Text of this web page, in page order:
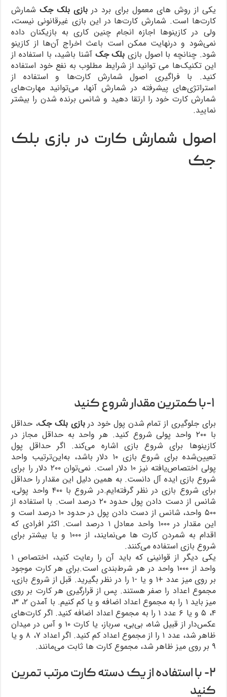
یکی از روش های معمول برای برد در بازی بلک جکشمارش
کارت‌ها است. شمارش کارت‌ها در این بازی غیرقانونی نیست،
ولی در کازینوها اجازه انجام چنین کاری به بازیکنان داده
نمی‌شود و درنهایت ممکن است باعث اخراج آن‌ها از کازینو
شود. چنانچه با اصول بازیبلک جک آشنا باشید، با استفاده از
این تکنیک‌ها می توانید از شرایط مطلوب به نفع خود استفاده
کنید. با فراگیری اصول شمارش کارت‌ها و استفاده از
استراتژی‌های پیشرفته در شمارش آنها، می‌توانید مهارت‌های
شمارش کارت خود را ارتقا دهید و شانس برنده شدن را بیشتر
نمایید.
اصول شمارش کارت در بازی بلک
جک
برای جلوگیری از تمام شدن پول خود دربازی بلک جک، حداقل
با ۲۰۰ واحد پولی شروع کنید. هر واحد به حداقل مجاز در
کازینوها برای شروع بازی اشاره می‌کند. اگر حداقل پول
تعیین‌شده برای شروع بازی ۱۰ دلار باشد، به‌این‌ترتیب واحد
پولی اختصاص‌یافته نیز ۱۰ دلار است. نمی‌توان ۲۰۰ دلار را برای
شروع بازی ایده آل دانست. به همین دلیل این مقدار را حداقل
برای شروع بازی در نظر گرفته‌ایم.در شروع با ۴۰۰ واحد پولی،
شانس از دست دادن پول حدود ۲۰ درصد است. با استفاده از
۵۰۰ واحد، شانس از دست دادن پول در حدود ۱۰ درصد است و
این مقدار در ۱۰۰۰ واحد معادل ۱ درصد است. اکثر افرادی که
اقدام به شمردن کارت ها می‌نمایند، از ۱۰۰۰ و یا بیشتر برای
شروع بازی استفاده می‌کنند.
یکی دیگر از قوانینی که باید آن را رعایت کنید، اختصاص ۱
واحد از ۱۰۰۰ واحد در هر شرط‌بندی است.برای هر کارت موجود
بر روی میز عدد +۱ و یا -۱ را در نظر بگیرید. قبل از شروع بازی،
مجموع اعداد را صفر هستند. پس از قرارگیری هر کارت بر روی
میز باید ۱ را به مجموع اعداد اضافه و یا کم کنیم. با آمدن ۲، ۳،
۴، ۵ و یا ۶ عدد ۱ را به مجموع اعداد اضافه کنید. اگر کارت‌های
عکس‌دار از قبیل شاه، بی‌بی، سرباز، یا کارت ۱۰ و آس در میدان
ظاهر شد، عدد ۱ را از مجموع اعداد کم کنید. اگر اعداد ۷، ۸ و یا
۹ بر روی میز ظاهر شد، مجموع کارت ها ثابت می‌مانند.
۲- با استفاده از یک دسته کارت مرتب تمرین
کنید